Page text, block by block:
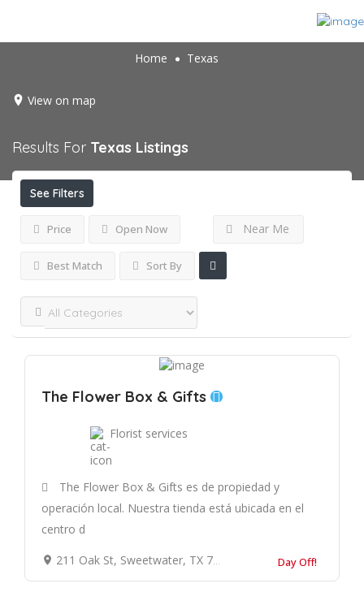
Home Texas
View on map
Results For Texas Listings
See Filters
Price Open Now Near Me
Best Match Sort By
The Flower Box & Gifts
Florist services
The Flower Box & Gifts es de propiedad y
operación local. Nuestra tienda está ubicada en el
centro d
211 Oak St, Sweetwater, TX 79556, Estados Unidos
Day Off!